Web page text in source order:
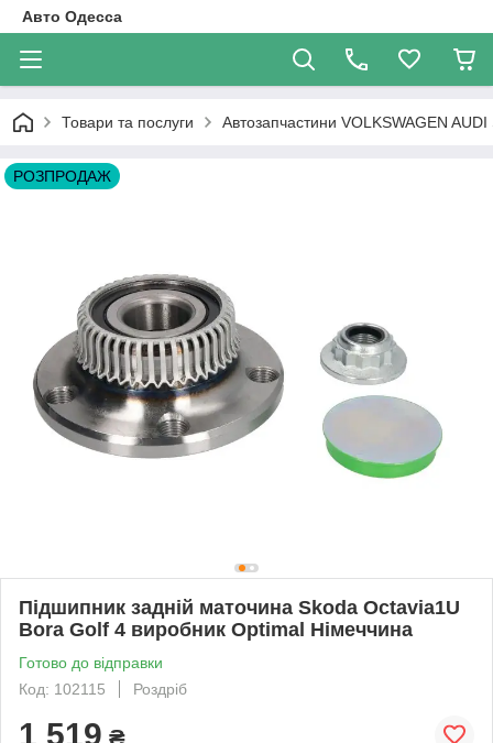
Авто Одесса
Товари та послуги Автозапчастини VOLKSWAGEN AUDI
РОЗПРОДАЖ
Підшипник задній маточина Skoda Octavia1U
Bora Golf 4 виробник Optimal Німеччина
Готово до відправки
Код: 102115
Роздріб
1 519